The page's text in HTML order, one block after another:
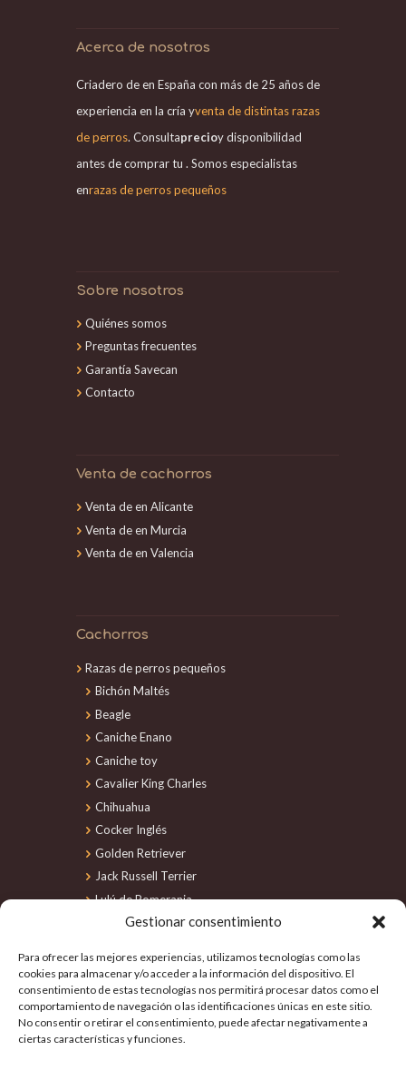
Gestionar consentimiento
Para ofrecer las mejores experiencias, utilizamos tecnologías como las
cookies para almacenar y/o acceder a la información del dispositivo. El
consentimiento de estas tecnologías nos permitirá procesar datos como el
comportamiento de navegación o las identificaciones únicas en este sitio.
No consentir o retirar el consentimiento, puede afectar negativamente a
ciertas características y funciones.
Acerca de nosotros
Criadero de en España con más de 25 años de
experiencia en la cría yventa de distintas razas
de perros. Consultaprecioy disponibilidad
antes de comprar tu . Somos especialistas
enrazas de perros pequeños
Sobre nosotros
Quiénes somos
Preguntas frecuentes
Garantía Savecan
Contacto
Venta de cachorros
Venta de en Alicante
Venta de en Murcia
Venta de en Valencia
Cachorros
Razas de perros pequeños
Bichón Maltés
Beagle
Caniche Enano
Caniche toy
Cavalier King Charles
Chihuahua
Cocker Inglés
Golden Retriever
Jack Russell Terrier
Lulú de Pomerania
Maltipoo
Schnauzer Miniatura
Shiba Inu
Shih Tzu
Teckel